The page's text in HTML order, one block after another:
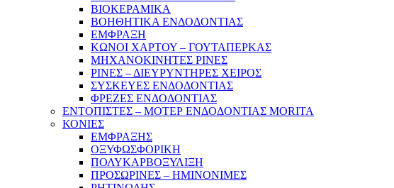
ΒΙΟΚΕΡΑΜΙΚΑ
ΒΟΗΘΗΤΙΚΑ ΕΝΔΟΔΟΝΤΙΑΣ
ΕΜΦΡΑΞΗ
ΚΩΝΟΙ ΧΑΡΤΟΥ – ΓΟΥΤΑΠΕΡΚΑΣ
ΜΗΧΑΝΟΚΙΝΗΤΕΣ ΡΙΝΕΣ
ΡΙΝΕΣ – ΔΙΕΥΡΥΝΤΗΡΕΣ ΧΕΙΡΟΣ
ΣΥΣΚΕΥΕΣ ΕΝΔΟΔΟΝΤΙΑΣ
ΦΡΕΖΕΣ ΕΝΔΟΔΟΝΤΙΑΣ
ΕΝΤΟΠΙΣΤΕΣ – ΜΟΤΕΡ ΕΝΔΟΔΟΝΤΙΑΣ MORITA
ΚΟΝΙΕΣ
ΕΜΦΡΑΞΗΣ
ΟΞΥΦΩΣΦΟΡΙΚΗ
ΠΟΛΥΚΑΡΒΟΞΥΛΙΞΗ
ΠΡΟΣΩΡΙΝΕΣ – ΗΜΙΝΟΝΙΜΕΣ